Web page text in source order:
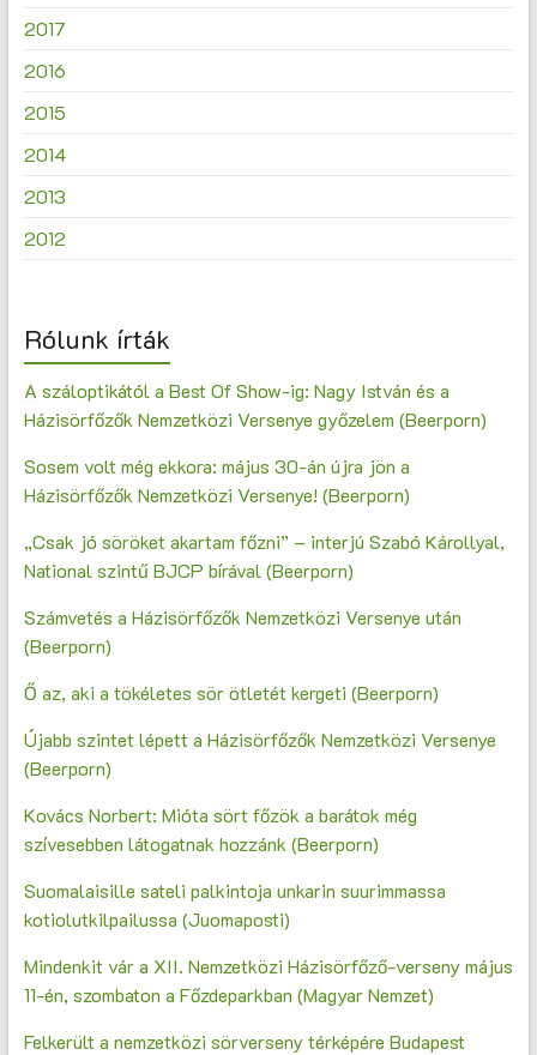
2017
2016
2015
2014
2013
2012
Rólunk írták
A száloptikától a Best Of Show-ig: Nagy István és a
Házisörfőzők Nemzetközi Versenye győzelem (Beerporn)
Sosem volt még ekkora: május 30-án újra jön a
Házisörfőzők Nemzetközi Versenye! (Beerporn)
„Csak jó söröket akartam főzni” – interjú Szabó Károllyal,
National szintű BJCP bírával (Beerporn)
Számvetés a Házisörfőzők Nemzetközi Versenye után
(Beerporn)
Ő az, aki a tökéletes sör ötletét kergeti (Beerporn)
Újabb szintet lépett a Házisörfőzők Nemzetközi Versenye
(Beerporn)
Kovács Norbert: Mióta sört főzök a barátok még
szívesebben látogatnak hozzánk (Beerporn)
Suomalaisille sateli palkintoja unkarin suurimmassa
kotiolutkilpailussa (Juomaposti)
Mindenkit vár a XII. Nemzetközi Házisörfőző-verseny május
11-én, szombaton a Főzdeparkban (Magyar Nemzet)
Felkerült a nemzetközi sörverseny térképére Budapest